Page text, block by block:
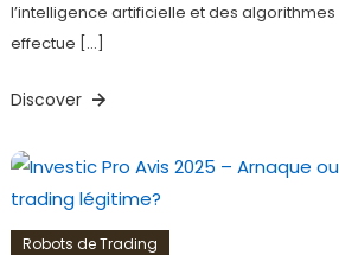
l’intelligence artificielle et des
effectue […]
Discover
Robots de Trading